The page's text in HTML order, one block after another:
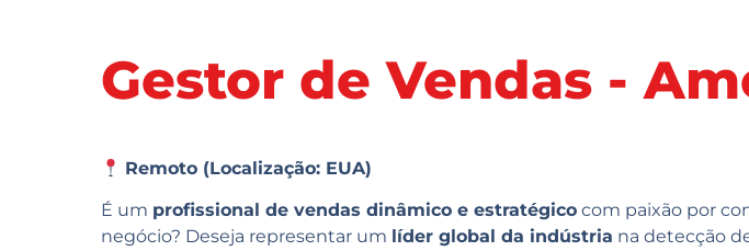
Gestor de Vendas -
Remoto (Localização: EUA)
É um profissional de vendas dinâmico e estratégico com paixão por
negócio? Deseja representar um líder global da indústria na detecção